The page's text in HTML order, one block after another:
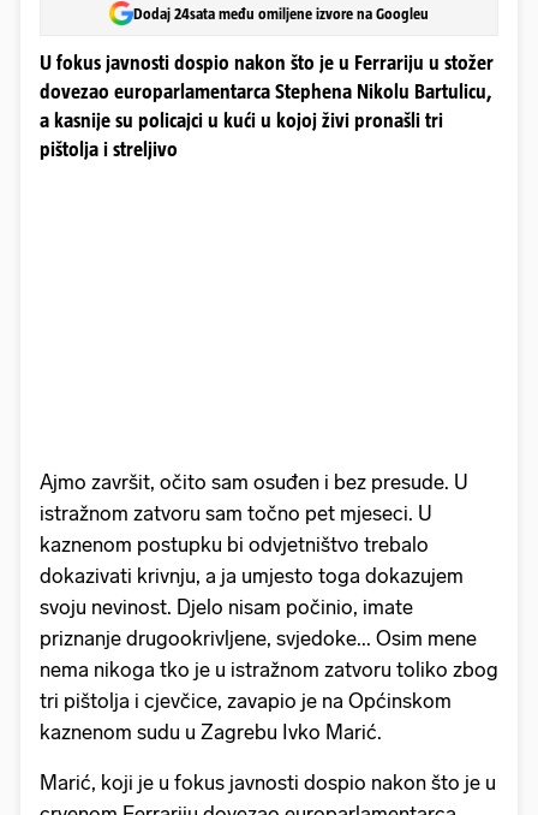
Dodaj 24sata među omiljene izvore na Googleu
U fokus javnosti dospio nakon što je u Ferrariju u stožer
dovezao europarlamentarca Stephena Nikolu Bartulicu,
a kasnije su policajci u kući u kojoj živi pronašli tri
pištolja i streljivo
Ajmo završit, očito sam osuđen i bez presude. U
istražnom zatvoru sam točno pet mjeseci. U
kaznenom postupku bi odvjetništvo trebalo
dokazivati krivnju, a ja umjesto toga dokazujem
svoju nevinost. Djelo nisam počinio, imate
priznanje drugookrivljene, svjedoke... Osim mene
nema nikoga tko je u istražnom zatvoru toliko zbog
tri pištolja i cjevčice, zavapio je na Općinskom
kaznenom sudu u Zagrebu Ivko Marić.
Marić, koji je u fokus javnosti dospio nakon što je u